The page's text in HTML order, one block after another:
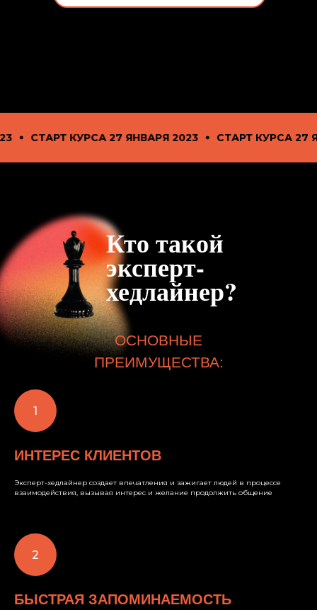
КУРСА 27 ЯНВАРЯ 2023 СТАРТ КУРСА 27
Кто такой
эксперт-
хедлайнер?
ОСНОВНЫЕ
ПРЕИМУЩЕСТВА:
ИНТЕРЕС КЛИЕНТОВ
Эксперт-хедлайнер создает впечатления и зажигает людей в процессе
взаимодействия, вызывая интерес и желание продолжить общение
БЫСТРАЯ ЗАПОМИНАЕМОСТЬ